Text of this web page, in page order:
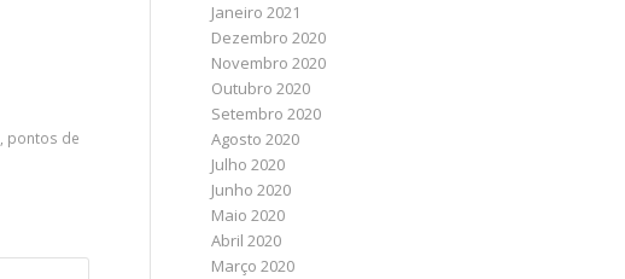
, pontos de
Janeiro 2021
Dezembro 2020
Novembro 2020
Outubro 2020
Setembro 2020
Agosto 2020
Julho 2020
Junho 2020
Maio 2020
Abril 2020
Março 2020